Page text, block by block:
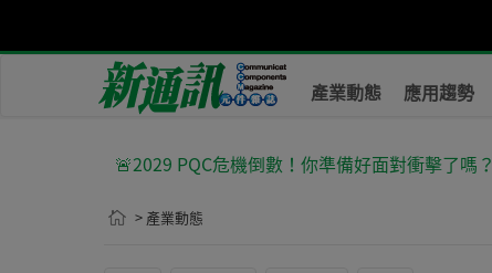
產業動態 應用趨勢
🚨2029 PQC危機倒數！你準備好面對衝擊了嗎？
> 產業動態